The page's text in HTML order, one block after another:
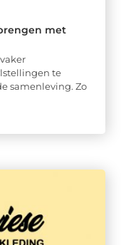
met
te
samenleving. Zo